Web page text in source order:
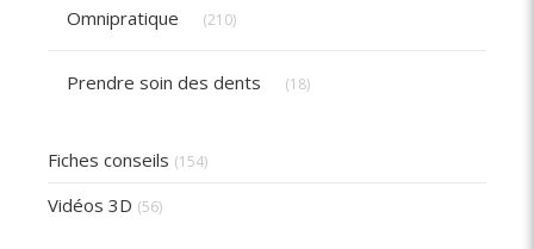
Omnipratique (210)
Prendre soin des dents (18)
Fiches conseils (154)
Vidéos 3D (56)